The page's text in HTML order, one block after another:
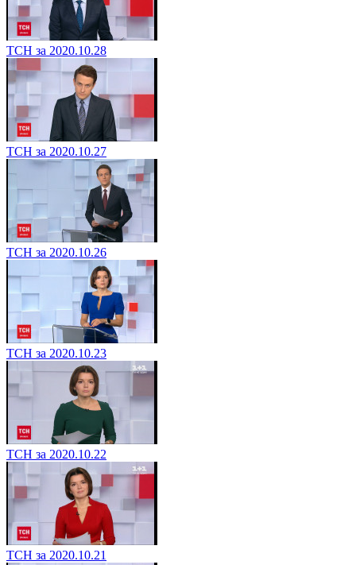
ТСН за 2020.10.28
ТСН за 2020.10.27
ТСН за 2020.10.26
ТСН за 2020.10.23
ТСН за 2020.10.22
ТСН за 2020.10.21